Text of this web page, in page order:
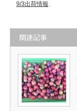
9/3出荷情報
関連記事